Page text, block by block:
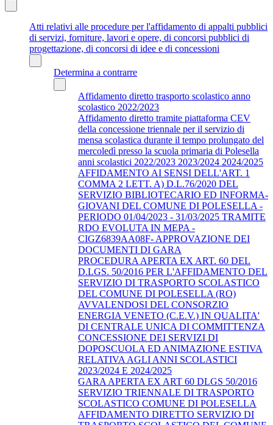
Atti relativi alle procedure per l'affidamento di appalti pubblici
di servizi, forniture, lavori e opere, di concorsi pubblici di
progettazione, di concorsi di idee e di concessioni
Determina a contrarre
Affidamento diretto trasporto scolastico anno
scolastico 2022/2023
Affidamento diretto tramite piattaforma CEV
della concessione triennale per il servizio di
mensa scolastica durante il tempo prolungato del
mercoledì presso la scuola primaria di Polesella
anni scolastici 2022/2023 2023/2024 2024/2025
AFFIDAMENTO AI SENSI DELL'ART. 1
COMMA 2 LETT. A) D.L.76/2020 DEL
SERVIZIO BIBLIOTECARIO ED INFORMA-
GIOVANI DEL COMUNE DI POLESELLA -
PERIODO 01/04/2023 - 31/03/2025 TRAMITE
RDO EVOLUTA IN MEPA -
CIGZ6839AA08F- APPROVAZIONE DEI
DOCUMENTI DI GARA
PROCEDURA APERTA EX ART. 60 DEL
D.LGS. 50/2016 PER L'AFFIDAMENTO DEL
SERVIZIO DI TRASPORTO SCOLASTICO
DEL COMUNE DI POLESELLA (RO)
AVVALENDOSI DEL CONSORZIO
ENERGIA VENETO (C.E.V.) IN QUALITA'
DI CENTRALE UNICA DI COMMITTENZA
CONCESSIONE DEI SERVIZI DI
DOPOSCUOLA ED ANIMAZIONE ESTIVA
RELATIVA AGLI ANNI SCOLASTICI
2023/2024 E 2024/2025
GARA APERTA EX ART 60 DLGS 50/2016
SERVIZIO TRIENNALE DI TRASPORTO
SCOLASTICO COMUNE DI POLESELLA
AFFIDAMENTO DIRETTO SERVIZIO DI